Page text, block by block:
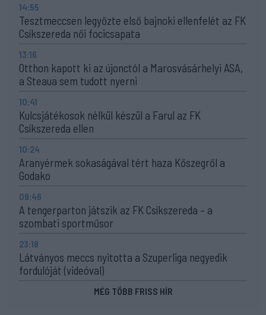
14:55
Tesztmeccsen legyőzte első bajnoki ellenfelét az FK
Csíkszereda női focicsapata
13:16
Otthon kapott ki az újonctól a Marosvásárhelyi ASA,
a Steaua sem tudott nyerni
10:41
Kulcsjátékosok nélkül készül a Farul az FK
Csíkszereda ellen
10:24
Aranyérmek sokaságával tért haza Kőszegről a
Godako
09:46
A tengerparton játszik az FK Csíkszereda – a
szombati sportműsor
23:18
Látványos meccs nyitotta a Szuperliga negyedik
fordulóját (videóval)
MÉG TÖBB FRISS HÍR